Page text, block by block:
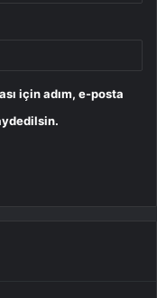
için adım, e-posta